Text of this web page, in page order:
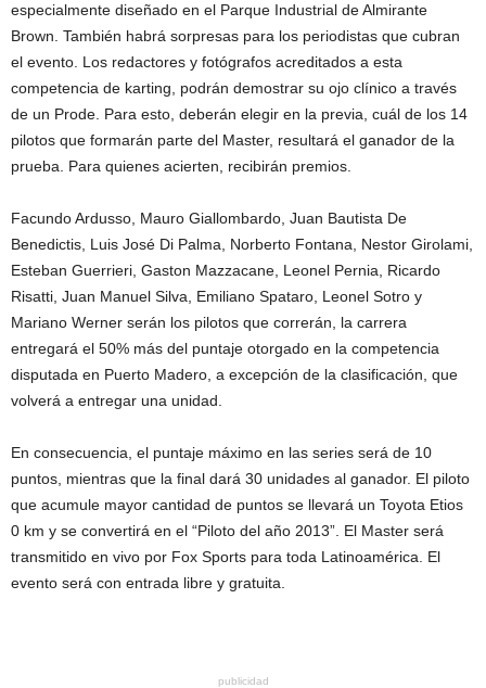
especialmente diseñado en el Parque Industrial de Almirante
Brown. También habrá sorpresas para los periodistas que cubran
el evento. Los redactores y fotógrafos acreditados a esta
competencia de karting, podrán demostrar su ojo clínico a través
de un Prode. Para esto, deberán elegir en la previa, cuál de los 14
pilotos que formarán parte del Master, resultará el ganador de la
prueba. Para quienes acierten, recibirán premios.
Facundo Ardusso, Mauro Giallombardo, Juan Bautista De
Benedictis, Luis José Di Palma, Norberto Fontana, Nestor Girolami,
Esteban Guerrieri, Gaston Mazzacane, Leonel Pernia, Ricardo
Risatti, Juan Manuel Silva, Emiliano Spataro, Leonel Sotro y
Mariano Werner serán los pilotos que correrán, la carrera
entregará el 50% más del puntaje otorgado en la competencia
disputada en Puerto Madero, a excepción de la clasificación, que
volverá a entregar una unidad.
En consecuencia, el puntaje máximo en las series será de 10
puntos, mientras que la final dará 30 unidades al ganador. El piloto
que acumule mayor cantidad de puntos se llevará un Toyota Etios
0 km y se convertirá en el “Piloto del año 2013”. El Master será
transmitido en vivo por Fox Sports para toda Latinoamérica. El
evento será con entrada libre y gratuita.
publicidad